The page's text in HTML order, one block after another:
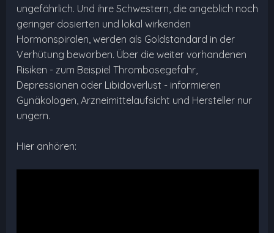
ungefährlich. Und ihre Schwestern, die angeblich noch
geringer dosierten und lokal wirkenden
Hormonspiralen, werden als Goldstandard in der
Verhütung beworben. Über die weiter vorhandenen
Risiken - zum Beispiel Thrombosegefahr,
Depressionen oder Libidoverlust - informieren
Gynäkologen, Arzneimittelaufsicht und Hersteller nur
ungern.
Hier anhören: